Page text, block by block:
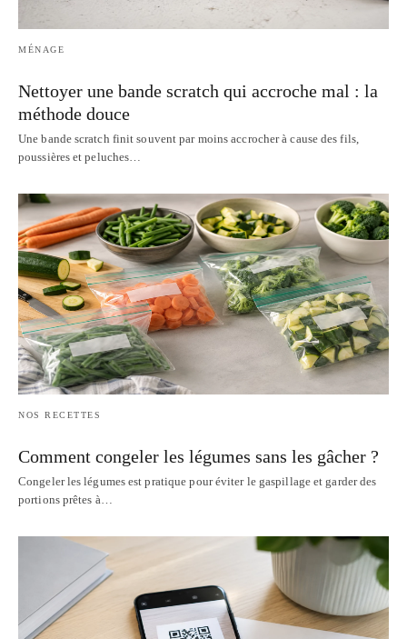
MÉNAGE
Nettoyer une bande scratch qui accroche mal : la
méthode douce
Une bande scratch finit souvent par moins accrocher à cause des fils,
poussières et peluches…
NOS RECETTES
Comment congeler les légumes sans les gâcher ?
Congeler les légumes est pratique pour éviter le gaspillage et garder des
portions prêtes à…